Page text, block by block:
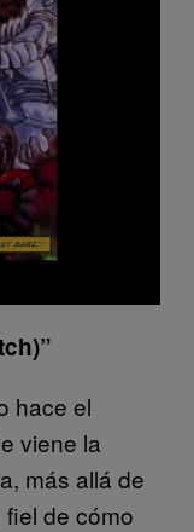
hace el
viene la
más allá de
de cómo